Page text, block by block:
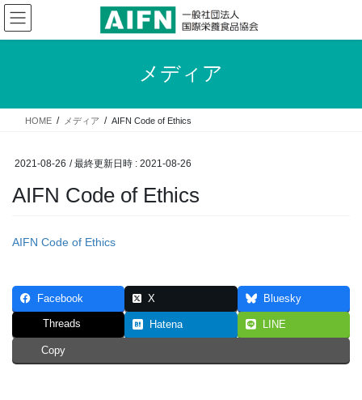
コ
ン
テ
ス
ナ
ビ
ゲ
ン
メディア
HOME メディア AIFN Code of Ethics
2021-08-26 / 最終更新日時 : 2021-08-26
AIFN Code of Ethics
AIFN Code of Ethics
Facebook X Bluesky
Threads Hatena LINE
Copy